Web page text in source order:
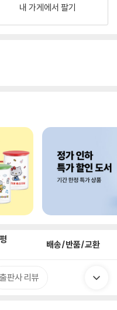
내 가게에서 팔기
배송/반품/교환
출판사 리뷰